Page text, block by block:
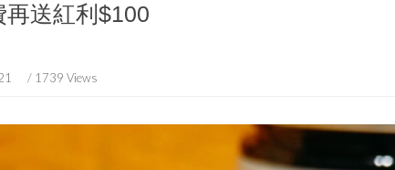
再送紅利$100
/ 1739 Views